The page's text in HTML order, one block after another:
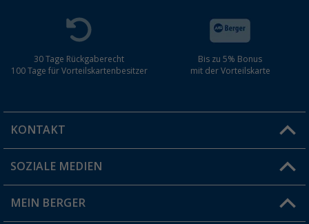
30 Tage Rückgaberecht
100 Tage für Vorteilskartenbesitzer
Bis zu 5% Bonus
mit der Vorteilskarte
KONTAKT
Du hast eine Frage?
Filiale finden
SOZIALE MEDIEN
MEIN BERGER